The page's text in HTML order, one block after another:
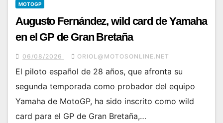
MOTOGP
Augusto Fernández, wild card de Yamaha
en el GP de Gran Bretaña
06/08/2026 ORIOL@MOTOSONLINE.NET
El piloto español de 28 años, que afronta su
segunda temporada como probador del equipo
Yamaha de MotoGP, ha sido inscrito como wild
card para el GP de Gran Bretaña,…